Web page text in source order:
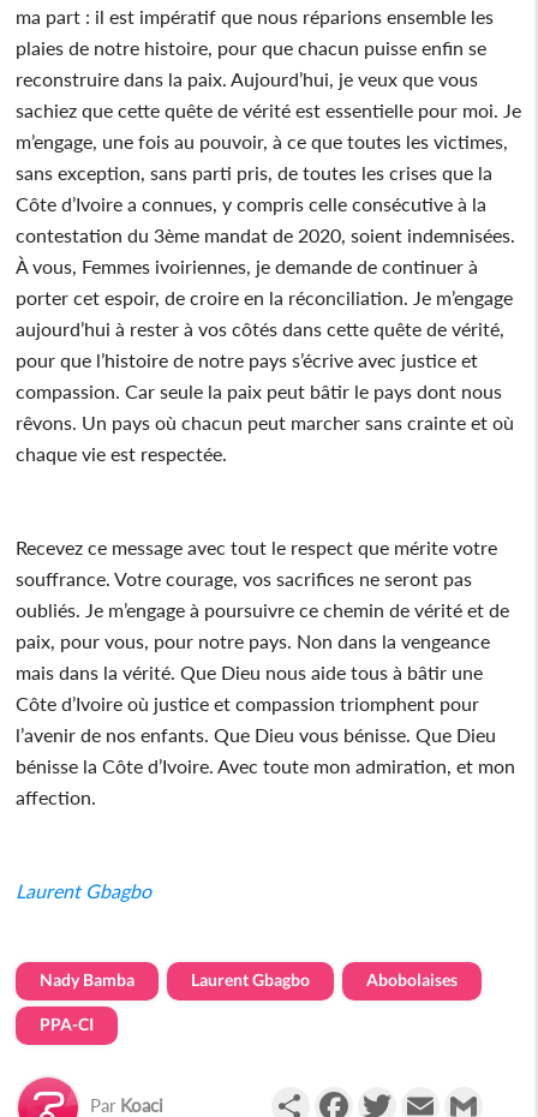
ma part : il est impératif que nous réparions ensemble les
plaies de notre histoire, pour que chacun puisse enfin se
reconstruire dans la paix. Aujourd’hui, je veux que vous
sachiez que cette quête de vérité est essentielle pour moi. Je
m’engage, une fois au pouvoir, à ce que toutes les victimes,
sans exception, sans parti pris, de toutes les crises que la
Côte d’Ivoire a connues, y compris celle consécutive à la
contestation du 3ème mandat de 2020, soient indemnisées.
À vous, Femmes ivoiriennes, je demande de continuer à
porter cet espoir, de croire en la réconciliation. Je m’engage
aujourd’hui à rester à vos côtés dans cette quête de vérité,
pour que l’histoire de notre pays s’écrive avec justice et
compassion. Car seule la paix peut bâtir le pays dont nous
rêvons. Un pays où chacun peut marcher sans crainte et où
chaque vie est respectée.
Recevez ce message avec tout le respect que mérite votre
souffrance. Votre courage, vos sacrifices ne seront pas
oubliés. Je m’engage à poursuivre ce chemin de vérité et de
paix, pour vous, pour notre pays. Non dans la vengeance
mais dans la vérité. Que Dieu nous aide tous à bâtir une
Côte d’Ivoire où justice et compassion triomphent pour
l’avenir de nos enfants. Que Dieu vous bénisse. Que Dieu
bénisse la Côte d’Ivoire. Avec toute mon admiration, et mon
affection.
Laurent Gbagbo
Nady Bamba Laurent Gbagbo Abobolaises
PPA-CI
Par Koaci PartagerFacebookTwitterEmail